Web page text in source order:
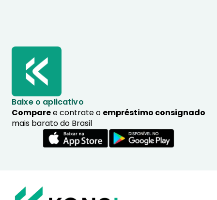
Baixe o aplicativo
Comparee contrate o empréstimo consignado
mais barato do Brasil